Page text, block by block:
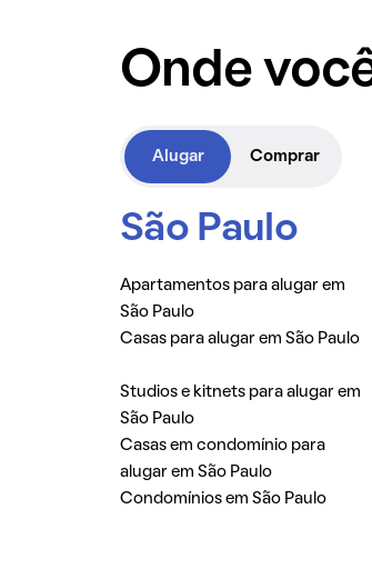
Onde
Alugar Comprar
São Paulo
Apartamentos para alugar em
São Paulo
Casas para alugar em São Paulo
Studios e kitnets para alugar em
São Paulo
Casas em condomínio para
alugar em São Paulo
Condomínios em São Paulo